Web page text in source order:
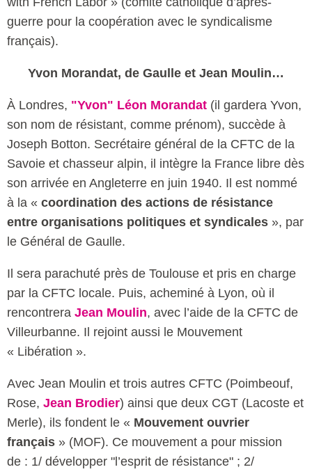
guerre pour la coopération avec le syndicalisme
français).
Yvon Morandat, de Gaulle et Jean Moulin…
À Londres, "Yvon" Léon Morandat (il gardera Yvon,
son nom de résistant, comme prénom), succède à
Joseph Botton. Secrétaire général de la CFTC de la
Savoie et chasseur alpin, il intègre la France libre dès
son arrivée en Angleterre en juin 1940. Il est nommé
à la « coordination des actions de résistance
entre organisations politiques et syndicales », par
le Général de Gaulle.
Il sera parachuté près de Toulouse et pris en charge
par la CFTC locale. Puis, acheminé à Lyon, où il
rencontrera Jean Moulin, avec l’aide de la CFTC de
Villeurbanne. Il rejoint aussi le Mouvement
« Libération ».
Avec Jean Moulin et trois autres CFTC (Poimbeouf,
Rose, Jean Brodier) ainsi que deux CGT (Lacoste et
Merle), ils fondent le « Mouvement ouvrier
français » (MOF). Ce mouvement a pour mission
de : 1/ développer "l’esprit de résistance" ; 2/